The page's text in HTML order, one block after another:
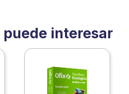
puede interesar